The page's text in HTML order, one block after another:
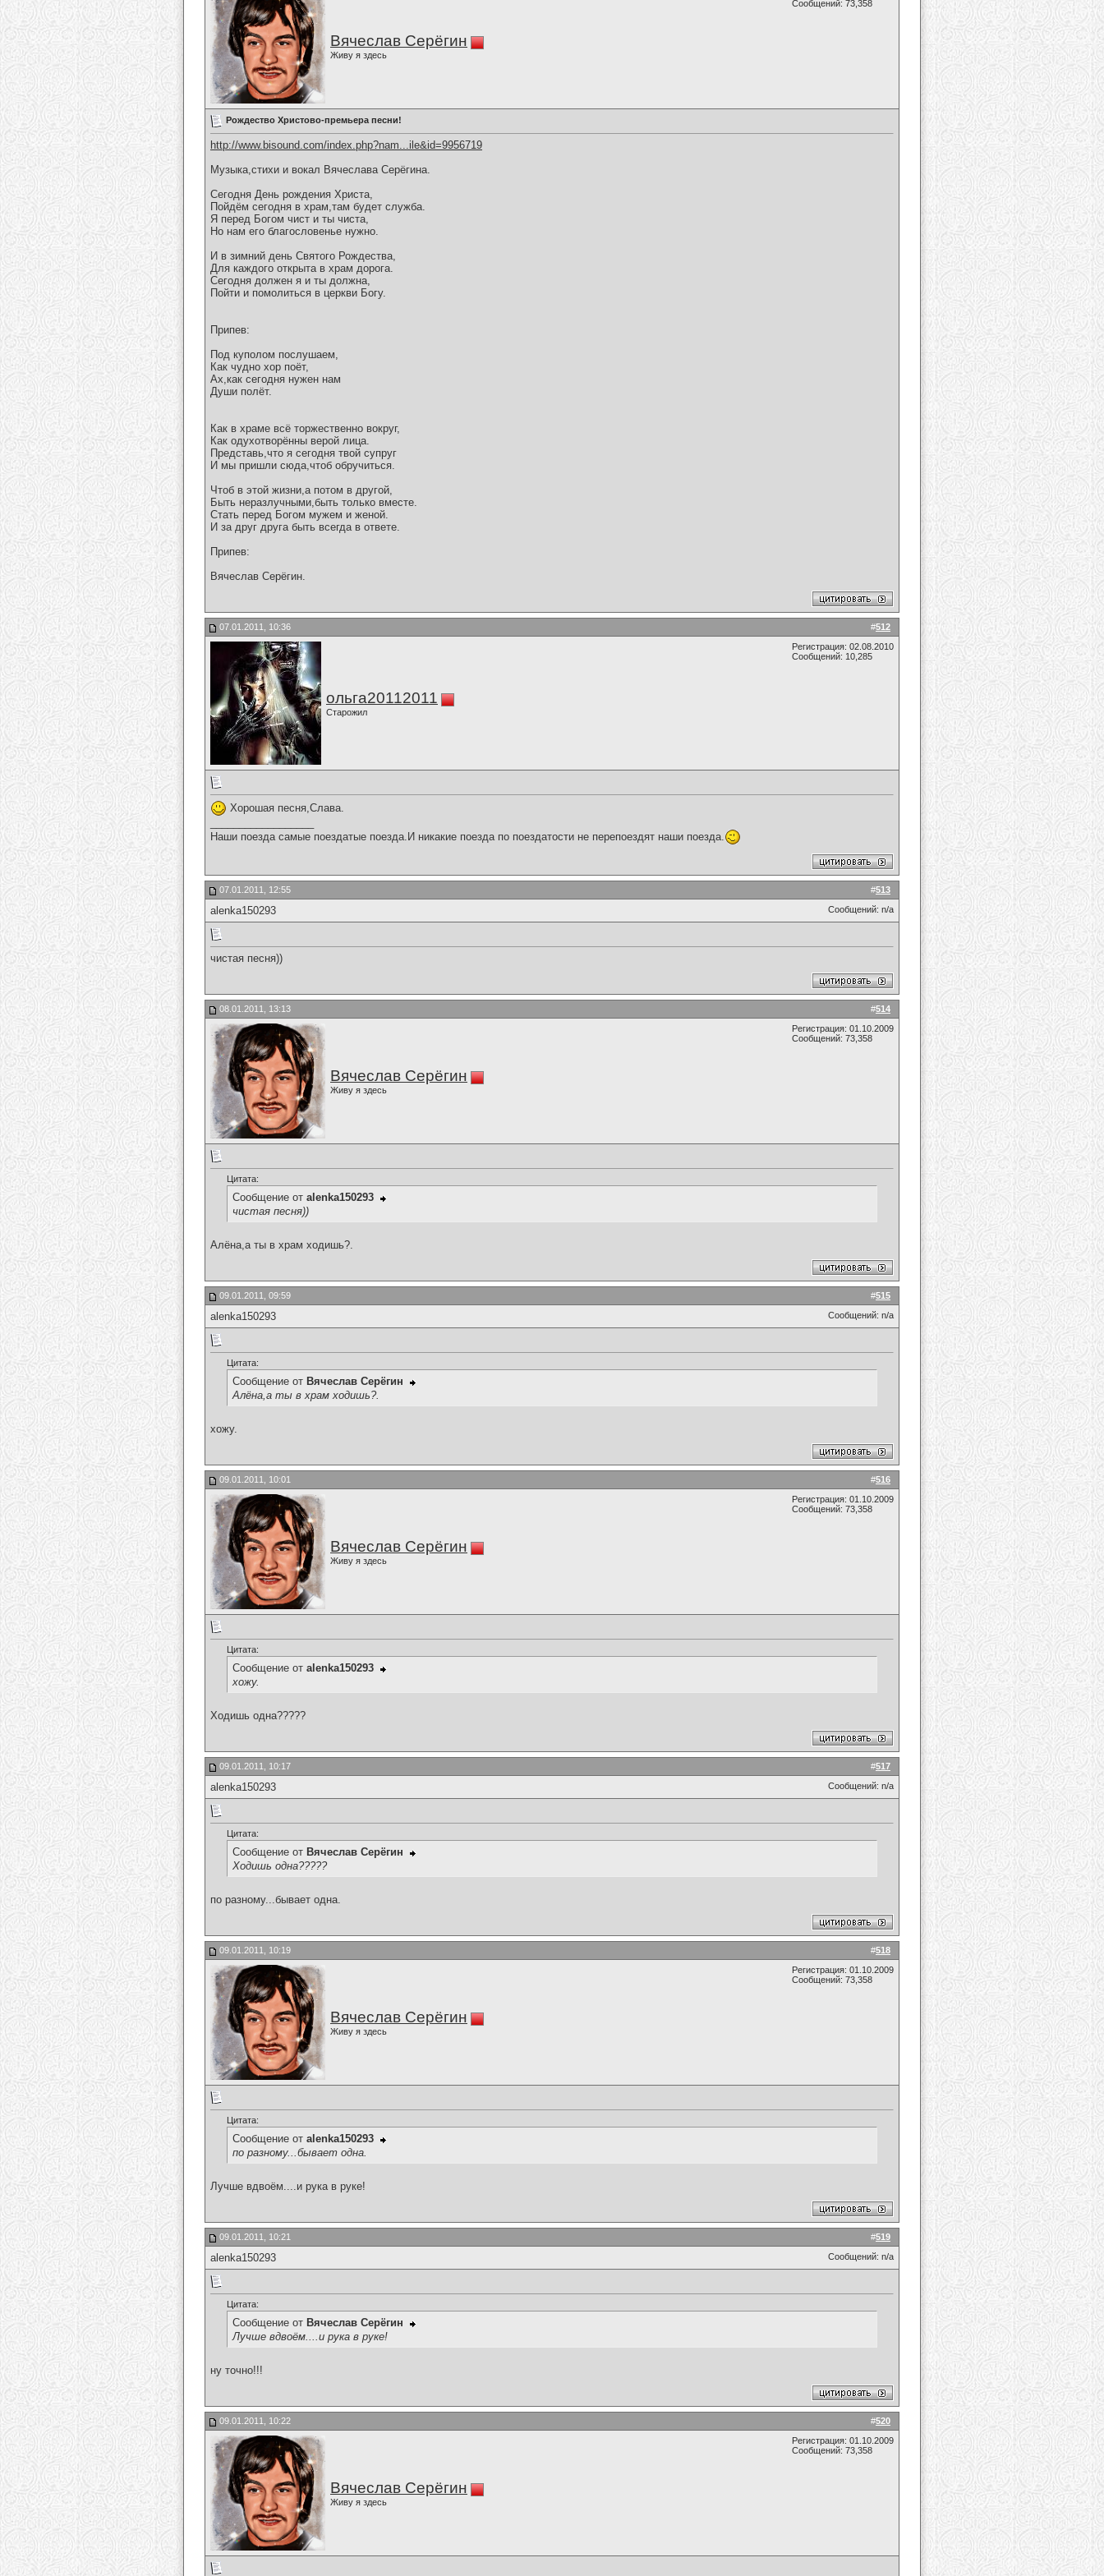
Вячеслав Серёгин
Живу я здесь
Сообщений: 73,358
Рождество Христово-премьера песни!
http://www.bisound.com/index.php?nam...ile&id=9956719
Музыка,стихи и вокал Вячеслава Серёгина.
Сегодня День рождения Христа,
Пойдём сегодня в храм,там будет служба.
Я перед Богом чист и ты чиста,
Но нам его благословенье нужно.
И в зимний день Святого Рождества,
Для каждого открыта в храм дорога.
Сегодня должен я и ты должна,
Пойти и помолиться в церкви Богу.
Припев:
Под куполом послушаем,
Как чудно хор поёт,
Ах,как сегодня нужен нам
Души полёт.
Как в храме всё торжественно вокруг,
Как одухотворённы верой лица.
Представь,что я сегодня твой супруг
И мы пришли сюда,чтоб обручиться.
Чтоб в этой жизни,а потом в другой,
Быть неразлучными,быть только вместе.
Стать перед Богом мужем и женой.
И за друг друга быть всегда в ответе.
Припев:
Вячеслав Серёгин.
#512
07.01.2011, 10:36
ольга20112011
Старожил
Регистрация: 02.08.2010
Сообщений: 10,285
Хорошая песня,Слава.
Наши поезда самые поездатые поезда.И никакие поезда по поездатости не перепоездят наши поезда.
#513
07.01.2011, 12:55
alenka150293 Сообщений: n/a
чистая песня))
#514
08.01.2011, 13:13
Вячеслав Серёгин
Живу я здесь
Регистрация: 01.10.2009
Сообщений: 73,358
Цитата:
Сообщение от alenka150293
чистая песня))
Алёна,а ты в храм ходишь?.
#515
09.01.2011, 09:59
alenka150293 Сообщений: n/a
Цитата:
Сообщение от Вячеслав Серёгин
Алёна,а ты в храм ходишь?.
хожу.
#516
09.01.2011, 10:01
Вячеслав Серёгин
Живу я здесь
Регистрация: 01.10.2009
Сообщений: 73,358
Цитата:
Сообщение от alenka150293
хожу.
Ходишь одна?????
#517
09.01.2011, 10:17
alenka150293 Сообщений: n/a
Цитата:
Сообщение от Вячеслав Серёгин
Ходишь одна?????
по разному...бывает одна.
#518
09.01.2011, 10:19
Вячеслав Серёгин
Живу я здесь
Регистрация: 01.10.2009
Сообщений: 73,358
Цитата:
Сообщение от alenka150293
по разному...бывает одна.
Лучше вдвоём....и рука в руке!
#519
09.01.2011, 10:21
alenka150293 Сообщений: n/a
Цитата:
Сообщение от Вячеслав Серёгин
Лучше вдвоём....и рука в руке!
ну точно!!!
#520
09.01.2011, 10:22
Вячеслав Серёгин
Живу я здесь
Регистрация: 01.10.2009
Сообщений: 73,358